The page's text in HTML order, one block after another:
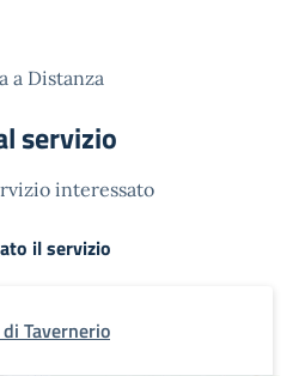
a Distanza
servizio
interessato
il servizio
Tavernerio